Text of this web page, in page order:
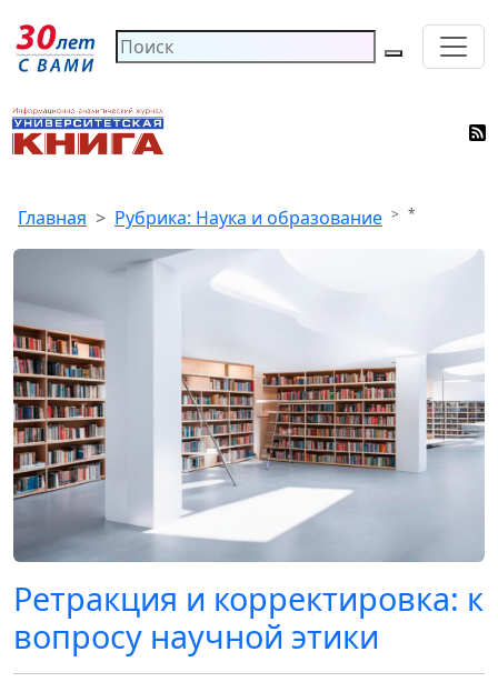
Главная Рубрика: Наука и образование *
Ретракция и корректировка: к
вопросу научной этики